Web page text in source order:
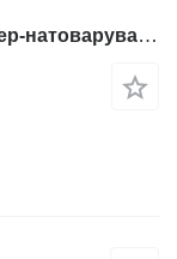
Карданско вратило 11883170 за багер-натоварувач Volvo BL60, BL61, BL70, BL71